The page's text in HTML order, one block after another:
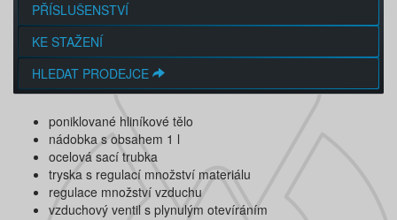
PŘÍSLUŠENSTVÍ
KE STAŽENÍ
HLEDAT PRODEJCE
poniklované hliníkové tělo
nádobka s obsahem 1 l
ocelová sací trubka
tryska s regulací množství materiálu
regulace množství vzduchu
vzduchový ventil s plynulým otevíráním